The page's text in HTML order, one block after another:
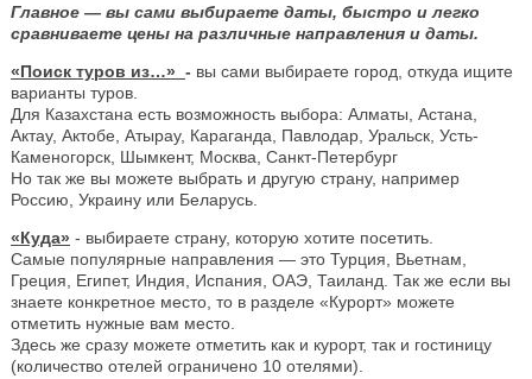
Главное — вы сами выбираете даты, быстро и легко
сравниваете цены на различные направления и даты.
«Поиск туров из…» - вы сами выбираете город, откуда ищите
варианты туров.
Для Казахстана есть возможность выбора: Алматы, Астана,
Актау, Актобе, Атырау, Караганда, Павлодар, Уральск, Усть-
Каменогорск, Шымкент, Москва, Санкт-Петербург
Но так же вы можете выбрать и другую страну, например
Россию, Украину или Беларусь.
«Куда» - выбираете страну, которую хотите посетить.
Самые популярные направления — это Турция, Вьетнам,
Греция, Египет, Индия, Испания, ОАЭ, Таиланд. Так же если вы
знаете конкретное место, то в разделе «Курорт» можете
отметить нужные вам место.
Здесь же сразу можете отметить как и курорт, так и гостиницу
(количество отелей ограничено 10 отелями).